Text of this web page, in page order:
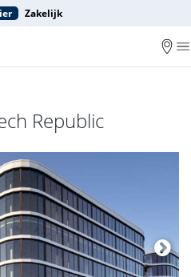
Zakelijk
Republic